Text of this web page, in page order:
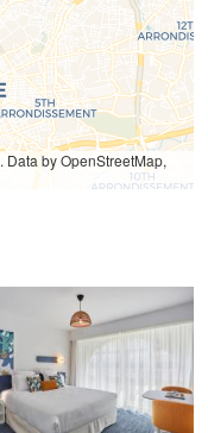
Data by OpenStreetMap,